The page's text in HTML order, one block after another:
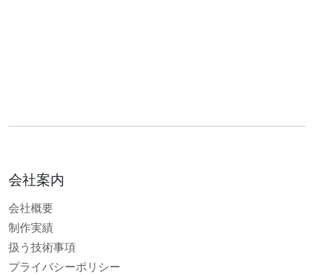
会社案内
会社概要
制作実績
扱う技術事項
プライバシーポリシー